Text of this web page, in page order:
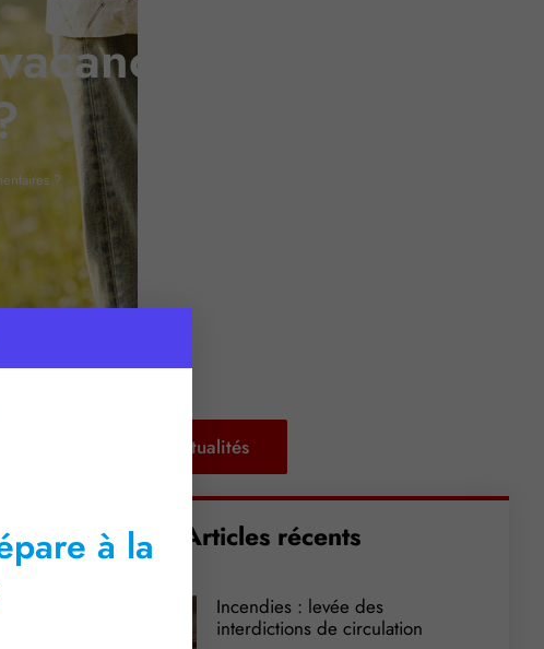
= congés
?
Retour aux actualités
Articles récents
Incendies : levée des
interdictions de circulation
à la